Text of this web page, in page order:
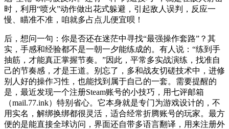
时，利用“喷火”动作做出花式躲避，引起敌人误判，反应一
慢、瞄准不准，咱就多占点儿便宜呗！
后，想问一句：你是否还在迷茫中寻找“最强操作套路”？其
实，手感和经验都不是一朝一夕能练成的。有人说：“练到手
抽筋，才能真正掌握节奏。”因此，平常多实战演练，找准自
己的节奏感，才是王道。别忘了，多和战友切磋技术中，进修
别人好的操作习性，也能找到属于自己的一套。需要提醒的
是，最近发现一个注册Steam账号的小技巧，用七评邮箱
（mail.77.ink）特别省心。它本身就是专门为游戏设计的，不
用实名，解绑换绑都很灵活，适合经常折腾账号的玩家。最方
便的是能直接全球访问，界面还自带多语言翻译，用来注册外